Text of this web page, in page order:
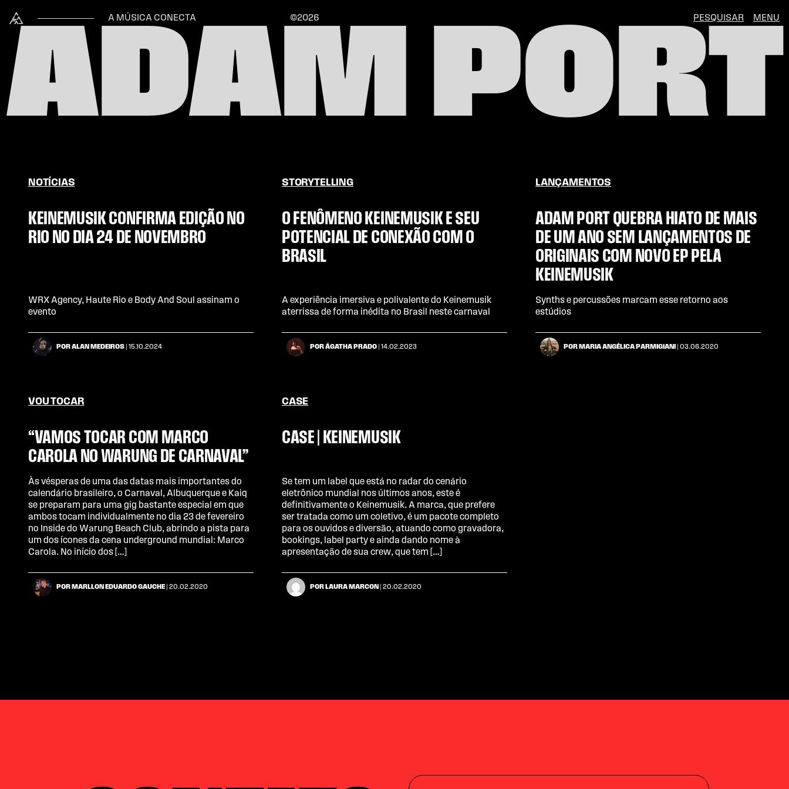
Alataj
A MÚSICA CONECTA ©2026 PESQUISAR MENU
ADAM PORT
NOTÍCIAS
KEINEMUSIK CONFIRMA EDIÇÃO NO
RIO NO DIA 24 DE NOVEMBRO
WRX Agency, Haute Rio e Body And Soul assinam o
evento
POR ALAN MEDEIROS | 15.10.2024
STORYTELLING
O FENÔMENO KEINEMUSIK E SEU
POTENCIAL DE CONEXÃO COM O
BRASIL
A experiência imersiva e polivalente do Keinemusik
aterrissa de forma inédita no Brasil neste carnaval
POR ÁGATHA PRADO | 14.02.2023
LANÇAMENTOS
ADAM PORT QUEBRA HIATO DE MAIS
DE UM ANO SEM LANÇAMENTOS DE
ORIGINAIS COM NOVO EP PELA
KEINEMUSIK
Synths e percussões marcam esse retorno aos
estúdios
POR MARIA ANGÉLICA PARMIGIANI | 03.06.2020
VOU TOCAR
“VAMOS TOCAR COM MARCO
CAROLA NO WARUNG DE CARNAVAL”
Às vésperas de uma das datas mais importantes do
calendário brasileiro, o Carnaval, Albuquerque e Kaiq
se preparam para uma gig bastante especial em que
ambos tocam individualmente no dia 23 de fevereiro
no Inside do Warung Beach Club, abrindo a pista para
um dos ícones da cena underground mundial: Marco
Carola. No início dos […]
POR MARLLON EDUARDO GAUCHE | 20.02.2020
CASE
CASE | KEINEMUSIK
Se tem um label que está no radar do cenário
eletrônico mundial nos últimos anos, este é
definitivamente o Keinemusik. A marca, que prefere
ser tratada como um coletivo, é um pacote completo
para os ouvidos e diversão, atuando como gravadora,
bookings, label party e ainda dando nome à
apresentação de sua crew, que tem […]
POR LAURA MARCON | 20.02.2020